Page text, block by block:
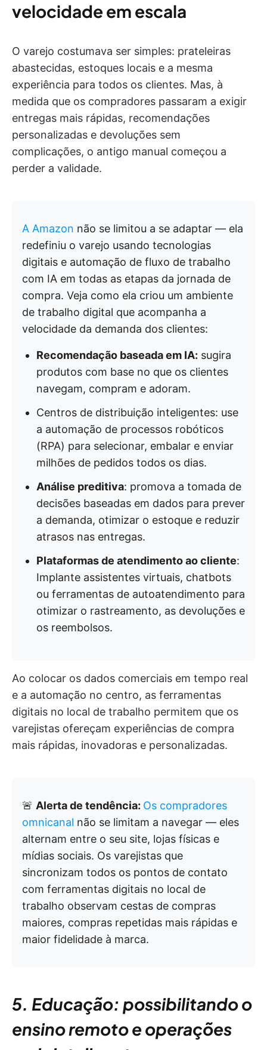
velocidade em escala
O varejo costumava ser simples: prateleiras
abastecidas, estoques locais e a mesma
experiência para todos os clientes. Mas, à
medida que os compradores passaram a exigir
entregas mais rápidas, recomendações
personalizadas e devoluções sem
complicações, o antigo manual começou a
perder a validade.
A Amazon não se limitou a se adaptar — ela
redefiniu o varejo usando tecnologias
digitais e automação de fluxo de trabalho
com IA em todas as etapas da jornada de
compra. Veja como ela criou um ambiente
de trabalho digital que acompanha a
velocidade da demanda dos clientes:
Recomendação baseada em IA: sugira
produtos com base no que os clientes
navegam, compram e adoram.
Centros de distribuição inteligentes: use
a automação de processos robóticos
(RPA) para selecionar, embalar e enviar
milhões de pedidos todos os dias.
Análise preditiva: promova a tomada de
decisões baseadas em dados para prever
a demanda, otimizar o estoque e reduzir
atrasos nas entregas.
Plataformas de atendimento ao cliente:
Implante assistentes virtuais, chatbots
ou ferramentas de autoatendimento para
otimizar o rastreamento, as devoluções e
os reembolsos.
Ao colocar os dados comerciais em tempo real
e a automação no centro, as ferramentas
digitais no local de trabalho permitem que os
varejistas ofereçam experiências de compra
mais rápidas, inovadoras e personalizadas.
🚨 Alerta de tendência: Os compradores
omnicanal não se limitam a navegar — eles
alternam entre o seu site, lojas físicas e
mídias sociais. Os varejistas que
sincronizam todos os pontos de contato
com ferramentas digitais no local de
trabalho observam cestas de compras
maiores, compras repetidas mais rápidas e
maior fidelidade à marca.
5. Educação: possibilitando o
ensino remoto e operações